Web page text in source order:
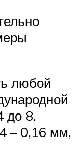
любой
до 8.
– 0,16 мм,